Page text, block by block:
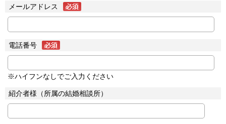
メールアドレス
電話番号
※ハイフンなしでご入力ください
紹介者様（所属の結婚相談所）